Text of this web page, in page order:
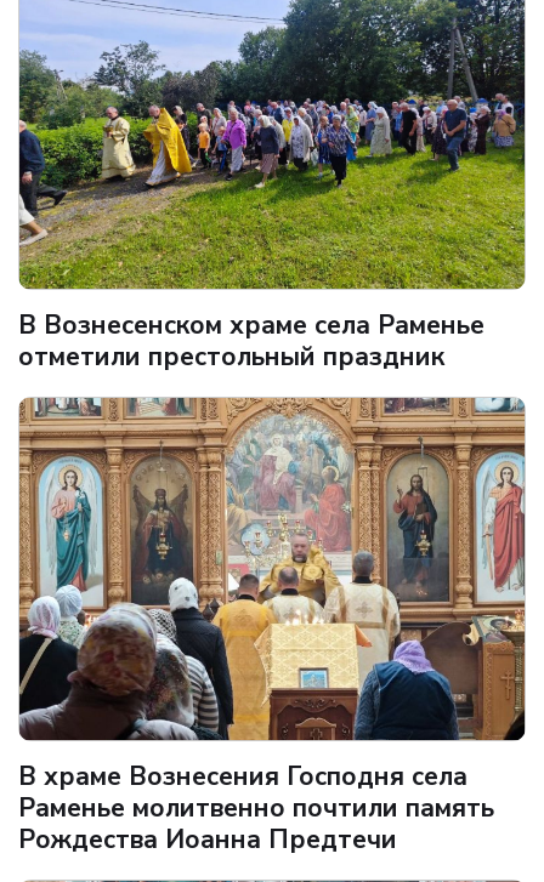
В Вознесенском храме села Раменье
отметили престольный праздник
В храме Вознесения Господня села
Раменье молитвенно почтили память
Рождества Иоанна Предтечи